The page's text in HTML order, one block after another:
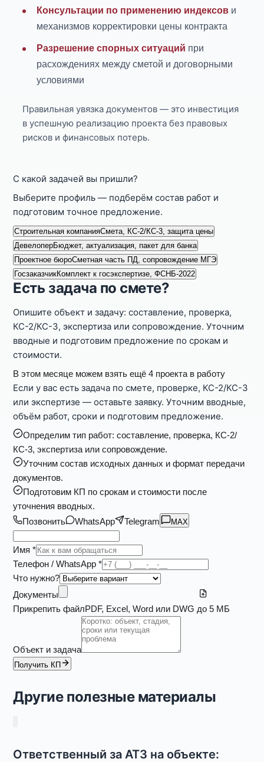
Консультации по применению индексов и
механизмов корректировки цены контракта
Разрешение спорных ситуаций при
расхождениях между сметой и договорными
условиями
Правильная увязка документов — это инвестиция
в успешную реализацию проекта без правовых
рисков и финансовых потерь.
С какой задачей вы пришли?
Выберите профиль — подберём состав работ и
подготовим точное предложение.
Строительная компанияСмета, КС-2/КС-3, защита цены
ДевелоперБюджет, актуализация, пакет для банка
Проектное бюроСметная часть ПД, сопровождение МГЭ
ГосзаказчикКомплект к госэкспертизе, ФСНБ-2022
Есть задача по смете?
Опишите объект и задачу: составление, проверка,
КС-2/КС-3, экспертиза или сопровождение. Уточним
вводные и подготовим предложение по срокам и
стоимости.
В этом месяце можем взять ещё 4 проекта в работу
Если у вас есть задача по смете, проверке, КС-2/КС-3
или экспертизе — оставьте заявку. Уточним вводные,
объём работ, сроки и подготовим предложение.
Определим тип работ: составление, проверка, КС-2/
КС-3, экспертиза или сопровождение.
Уточним состав исходных данных и формат передачи
документов.
Подготовим КП по срокам и стоимости после
уточнения вводных.
Позвонить
WhatsApp Telegram MAX
Имя *
Телефон / WhatsApp *
Что нужно?
Документы
Прикрепить файлPDF, Excel, Word или DWG до 5 МБ
Объект и задача
Получить КП
Другие полезные материалы
Ответственный за АТЗ на объекте: